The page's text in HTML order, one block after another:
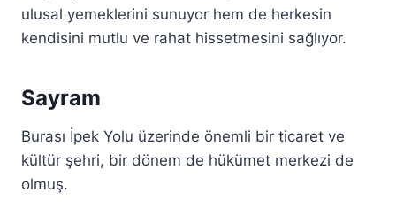
ulusal yemeklerini sunuyor hem de herkesin
kendisini mutlu ve rahat hissetmesini sağlıyor.
Sayram
Burası İpek Yolu üzerinde önemli bir ticaret ve
kültür şehri, bir dönem de hükümet merkezi de
olmuş.